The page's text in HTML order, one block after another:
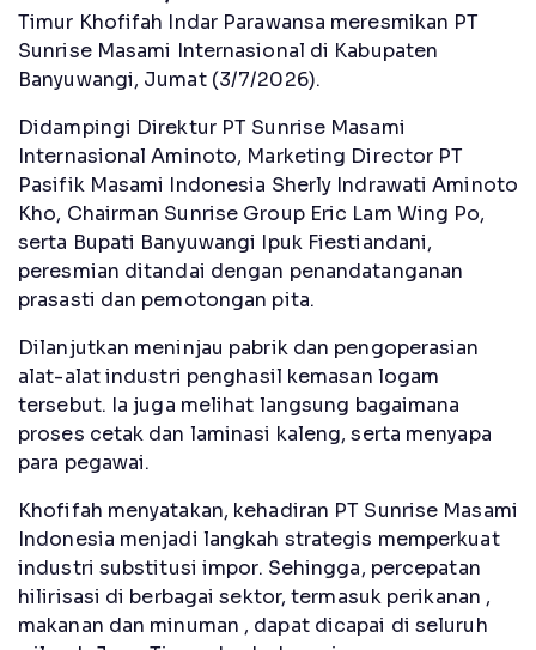
Timur Khofifah Indar Parawansa meresmikan PT
Sunrise Masami Internasional di Kabupaten
Banyuwangi, Jumat (3/7/2026).
Didampingi Direktur PT Sunrise Masami
Internasional Aminoto, Marketing Director PT
Pasifik Masami Indonesia Sherly Indrawati Aminoto
Kho, Chairman Sunrise Group Eric Lam Wing Po,
serta Bupati Banyuwangi Ipuk Fiestiandani,
peresmian ditandai dengan penandatanganan
prasasti dan pemotongan pita.
Dilanjutkan meninjau pabrik dan pengoperasian
alat-alat industri penghasil kemasan logam
tersebut. Ia juga melihat langsung bagaimana
proses cetak dan laminasi kaleng, serta menyapa
para pegawai.
Khofifah menyatakan, kehadiran PT Sunrise Masami
Indonesia menjadi langkah strategis memperkuat
industri substitusi impor. Sehingga, percepatan
hilirisasi di berbagai sektor, termasuk perikanan ,
makanan dan minuman , dapat dicapai di seluruh